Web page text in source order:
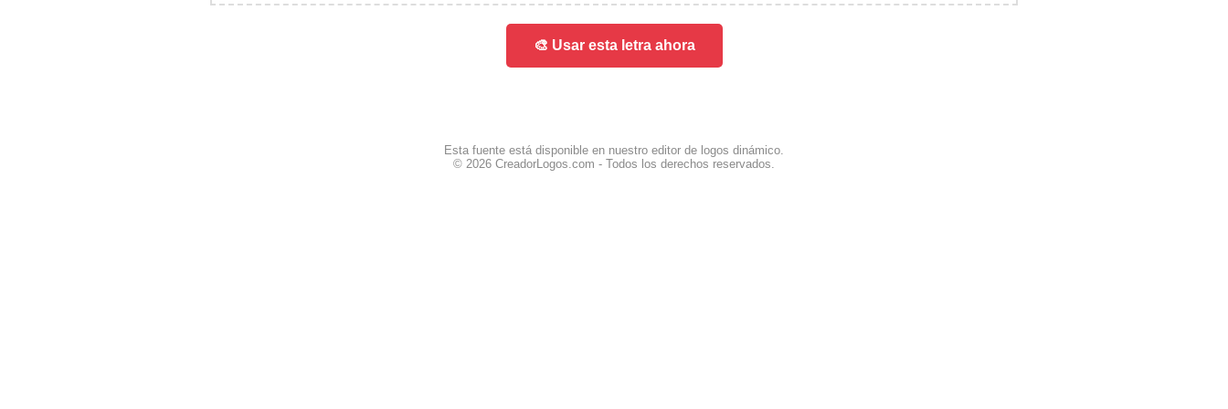
🎨 Usar esta letra ahora
Esta fuente está disponible en nuestro editor de logos dinámico.
© 2026 CreadorLogos.com - Todos los derechos reservados.